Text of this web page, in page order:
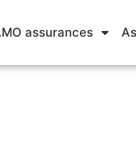
assurances